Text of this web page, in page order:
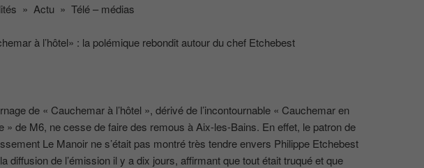
» Actu » Télé – médias
à l’hôtel» : la polémique rebondit autour du chef Etchebest
de « Cauchemar à l’hôtel », dérivé de l’incontournable « Cauchemar en
» de M6, ne cesse de faire des remous à Aix-les-Bains. En effet, le patron de
Le Manoir ne s’était pas montré très tendre envers Philippe Etchebest
diffusion de l’émission il y a dix jours, affirmant que tout était truqué et que